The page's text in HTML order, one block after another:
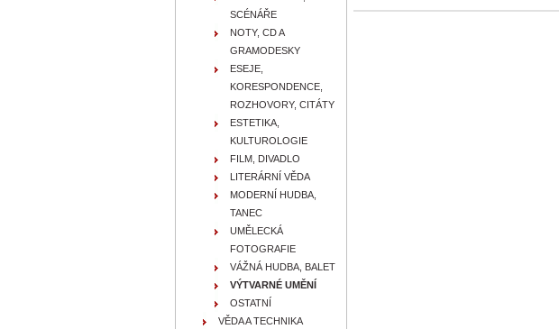
SCÉNÁŘE
NOTY, CD A
GRAMODESKY
ESEJE,
KORESPONDENCE,
ROZHOVORY, CITÁTY
ESTETIKA,
KULTUROLOGIE
FILM, DIVADLO
LITERÁRNÍ VĚDA
MODERNÍ HUDBA,
TANEC
UMĚLECKÁ
FOTOGRAFIE
VÁŽNÁ HUDBA, BALET
VÝTVARNÉ UMĚNÍ
OSTATNÍ
VĚDA A TECHNIKA